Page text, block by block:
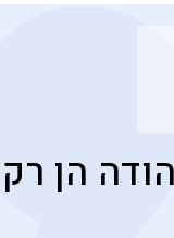
הן רק